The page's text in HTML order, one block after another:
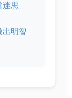
迷思
出明智